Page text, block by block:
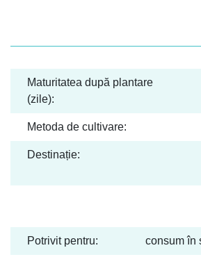
Maturitatea după plantare
(zile):
Metoda de cultivare:
Destinație:
Potrivit pentru: consum în